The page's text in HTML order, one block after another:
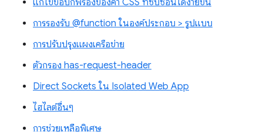
การรองรับ @function ในองค์ประกอบ > รูปแบบ
การปรับปรุงแผงเครือข่าย
ตัวกรอง has-request-header
Direct Sockets ใน Isolated Web App
ไฮไลต์อื่นๆ
การช่วยเหลือพิเศษ